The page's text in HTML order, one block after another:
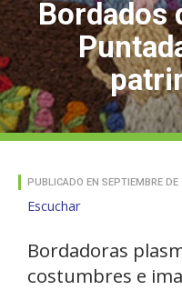
Bordados
PUBLICADO EN SEPTIEMBRE DE
Escuchar
Bordadoras
costumbres e